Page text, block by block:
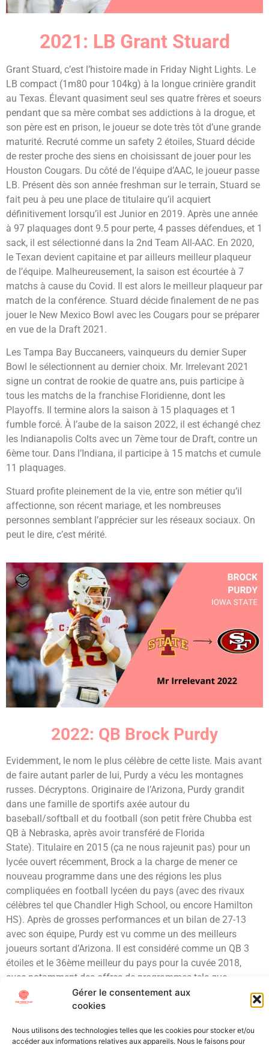
Gérer le consentement aux
cookies
Nous utilisons des technologies telles que les cookies pour stocker et/ou
accéder aux informations relatives aux appareils. Nous le faisons pour
2021: LB Grant Stuard
Grant Stuard, c’est l’histoire made in Friday Night Lights. Le
LB compact (1m80 pour 104kg) à la longue crinière grandit
au Texas. Élevant quasiment seul ses quatre frères et soeurs
pendant que sa mère combat ses addictions à la drogue, et
son père est en prison, le joueur se dote très tôt d’une grande
maturité. Recruté comme un safety 2 étoiles, Stuard décide
de rester proche des siens en choisissant de jouer pour les
Houston Cougars. Du côté de l’équipe d’AAC, le joueur passe
LB. Présent dès son année freshman sur le terrain, Stuard se
fait peu à peu une place de titulaire qu’il acquiert
définitivement lorsqu’il est Junior en 2019. Après une année
à 97 plaquages dont 9.5 pour perte, 4 passes défendues, et 1
sack, il est sélectionné dans la 2nd Team All-AAC. En 2020,
le Texan devient capitaine et par ailleurs meilleur plaqueur
de l’équipe. Malheureusement, la saison est écourtée à 7
matchs à cause du Covid. Il est alors le meilleur plaqueur par
match de la conférence. Stuard décide finalement de ne pas
jouer le New Mexico Bowl avec les Cougars pour se préparer
en vue de la Draft 2021.
Les Tampa Bay Buccaneers, vainqueurs du dernier Super
Bowl le sélectionnent au dernier choix. Mr. Irrelevant 2021
signe un contrat de rookie de quatre ans, puis participe à
tous les matchs de la franchise Floridienne, dont les
Playoffs. Il termine alors la saison à 15 plaquages et 1
fumble forcé. À l’aube de la saison 2022, il est échangé chez
les Indianapolis Colts avec un 7ème tour de Draft, contre un
6ème tour. Dans l’Indiana, il participe à 15 matchs et cumule
11 plaquages.
Stuard profite pleinement de la vie, entre son métier qu’il
affectionne, son récent mariage, et les nombreuses
personnes semblant l’apprécier sur les réseaux sociaux. On
peut le dire, c’est mérité.
2022: QB Brock Purdy
Evidemment, le nom le plus célèbre de cette liste. Mais avant
de faire autant parler de lui, Purdy a vécu les montagnes
russes. Décryptons. Originaire de l’Arizona, Purdy grandit
dans une famille de sportifs axée autour du
baseball/softball et du football (son petit frère Chubba est
QB à Nebraska, après avoir transféré de Florida
State). Titulaire en 2015 (ça ne nous rajeunit pas) pour un
lycée ouvert récemment, Brock a la charge de mener ce
nouveau programme dans une des régions les plus
compliquées en football lycéen du pays (avec des rivaux
célèbres tel que Chandler High School, ou encore Hamilton
HS). Après de grosses performances et un bilan de 27-13
avec son équipe, Purdy est vu comme un des meilleurs
joueurs sortant d’Arizona. Il est considéré comme un QB 3
étoiles et le 36ème meilleur du pays pour la cuvée 2018,
avec notamment des offres de programmes tels que
Alabama, Texas A&M, UCF, ou encore Iowa State.
un jeune Head Coach qui commence à être très en vue: Matt